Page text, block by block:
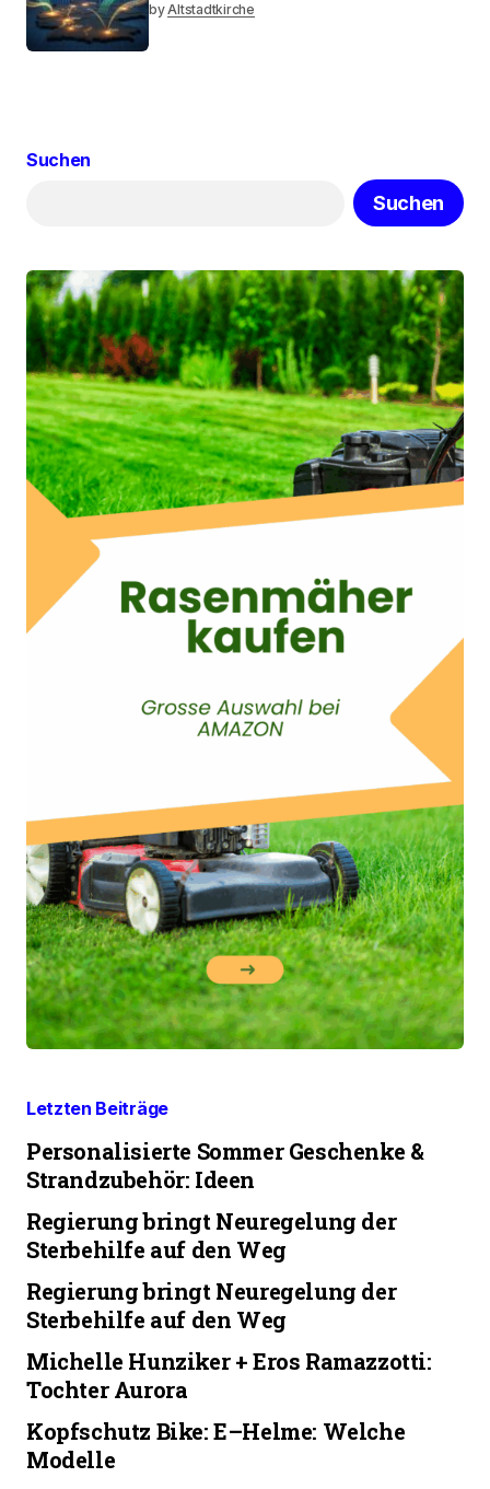
byAltstadtkirche
Suchen
Suchen
Letzten Beiträge
Personalisierte Sommer Geschenke &
Strandzubehör: Ideen
Regierung bringt Neuregelung der
Sterbehilfe auf den Weg
Regierung bringt Neuregelung der
Sterbehilfe auf den Weg
Michelle Hunziker + Eros Ramazzotti:
Tochter Aurora
Kopfschutz Bike: E–Helme: Welche
Modelle